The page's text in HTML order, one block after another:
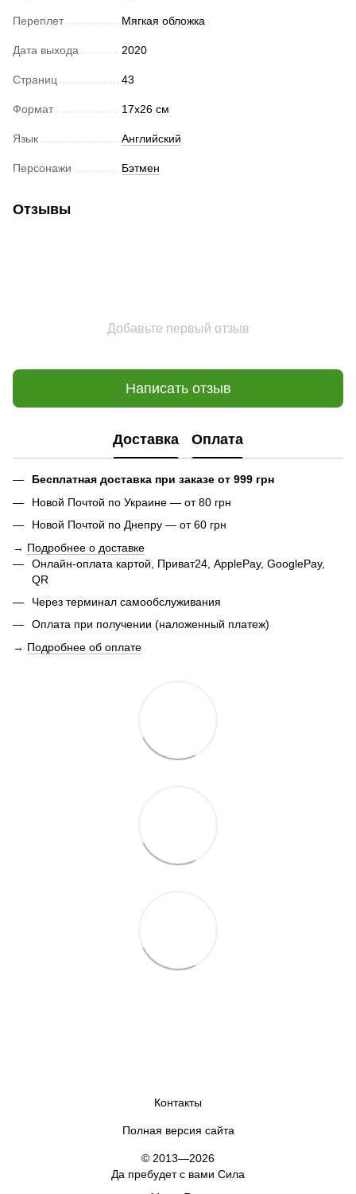
Переплет Мягкая обложка
Дата выхода 2020
Страниц 43
Формат 17х26 см
Язык Английский
Персонажи Бэтмен
Отзывы
Добавьте первый отзыв
Написать отзыв
Доставка Оплата
Бесплатная доставка при заказе от 999 грн
Новой Почтой по Украине — от 80 грн
Новой Почтой по Днепру — от 60 грн
→ Подробнее о доставке
Онлайн-оплата картой, Приват24, ApplePay, GooglePay,
QR
Через терминал самообслуживания
Оплата при получении (наложенный платеж)
→ Подробнее об оплате
Контакты
Полная версия сайта
© 2013—2026
Да пребудет с вами Сила